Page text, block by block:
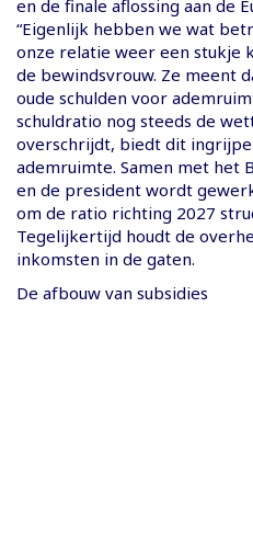
en de finale aflossing aan de
“Eigenlijk hebben we wat
onze relatie weer een stukje
de bewindsvrouw. Ze meent
oude schulden voor
schuldratio nog steeds de
overschrijdt, biedt dit
ademruimte. Samen met het
en de president wordt
om de ratio richting 2027
Tegelijkertijd houdt de
inkomsten in de gaten.
De afbouw van subsidies